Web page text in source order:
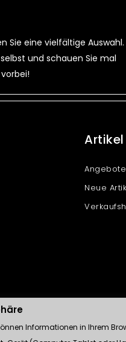
Sie eine vielfältige Auswahl.
und schauen Sie mal
vorbei!
Artikel
Angebote
Neue
Informationen in Ihrem